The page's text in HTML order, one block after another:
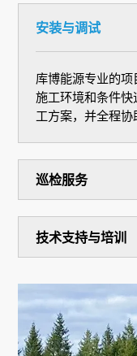
安装与调试
库博能源专业的
施工环境和条件
工方案，并全程协
巡检服务
技术支持与培训